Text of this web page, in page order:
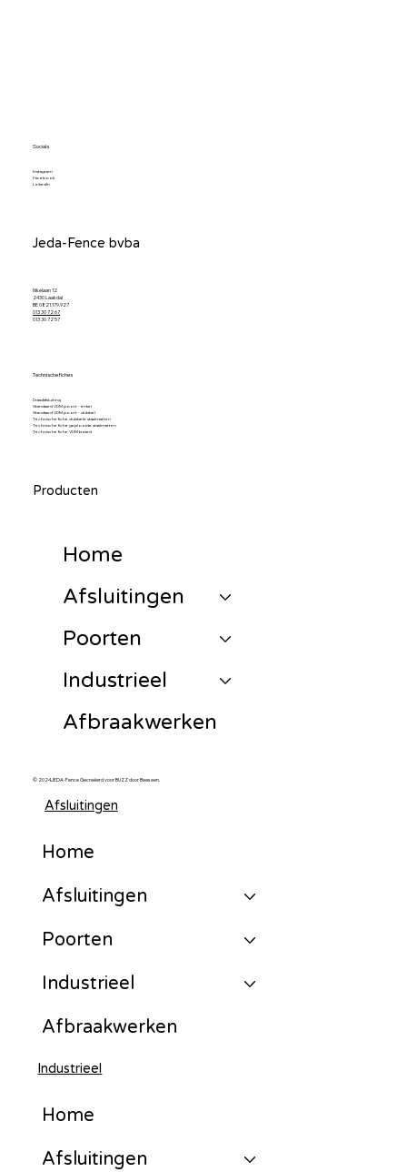
Jeda-Fence bvba
Nikelaan 12
2430 Laakdal
BE 0821.179.927
013 30 72 67
013 30 72 57
Technische fiches
Draadafsluiting
Standaard VDM poort - enkel
Standaard VDM poort - dubbel
Technische fiche dubbele staalmatten
Technische fiche geplooide staalmatten
Technische fiche VDM board
Producten
Home
Afsluitingen
Poorten
Industrieel
Afbraakwerken
© 2024JEDA-Fence Gecreëerd voor BUZZ door Beeseen.
Socials
Instagram
Facebook
LinkedIn
Afsluitingen
Home
Afsluitingen
Poorten
Industrieel
Afbraakwerken
Industrieel
Home
Afsluitingen